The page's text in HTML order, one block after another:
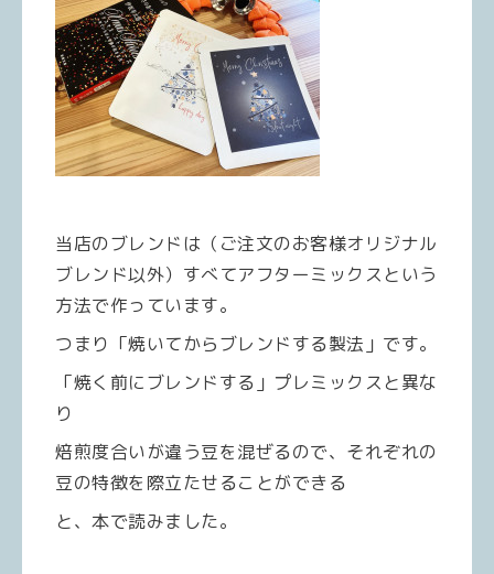
当店のブレンドは（ご注文のお客様オリジナル
ブレンド以外）すべてアフターミックスという
方法で作っています。
つまり「焼いてからブレンドする製法」です。
「焼く前にブレンドする」プレミックスと異な
り
焙煎度合いが違う豆を混ぜるので、それぞれの
豆の特徴を際立たせることができる
と、本で読みました。